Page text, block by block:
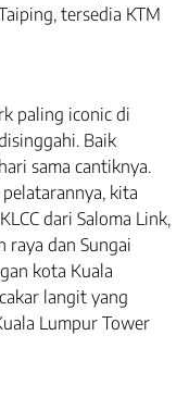
tersedia KTM
paling iconic di
Baik
sama cantiknya.
kita
dari Saloma Link,
raya dan Sungai
kota Kuala
langit yang
Lumpur Tower